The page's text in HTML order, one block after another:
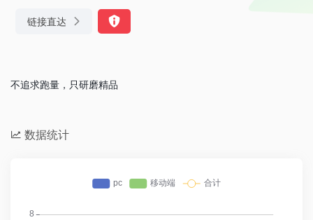
链接直达
不追求跑量，只研磨精品
数据统计